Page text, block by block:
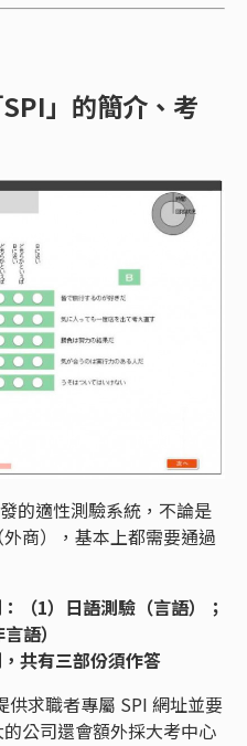
」的簡介、考
的適性測驗系統，不論是
商），基本上都需要通過
（1）日語測驗（言語）；
語）
共有三部份須作答
供求職者專屬 SPI 網址並要
公司還會額外採大考中心